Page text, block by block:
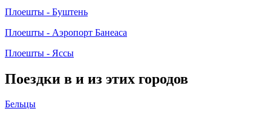
Плоешты - Буштень
Плоешты - Аэропорт Банеаса
Плоешты - Яссы
Поездки в и из этих городов
Бельцы